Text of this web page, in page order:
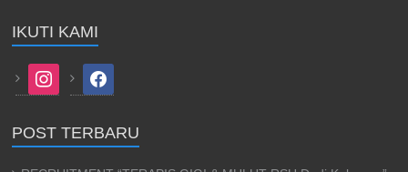
IKUTI KAMI
instagram facebook
POST TERBARU